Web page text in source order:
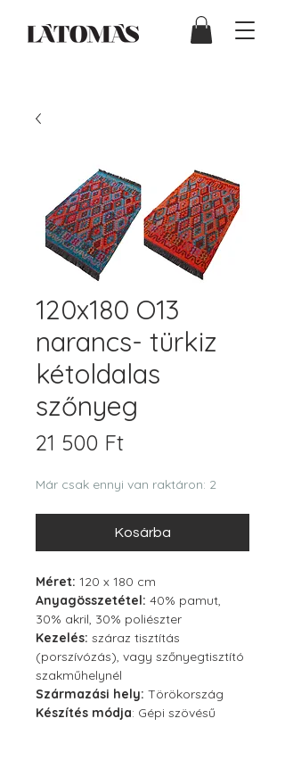
120x180 O13
narancs- türkiz
kétoldalas
szőnyeg
21 500 FtÁr
Már csak ennyi van raktáron: 2
Kosárba
Méret: 120 x 180 cm
Anyagösszetétel: 40% pamut,
30% akril, 30% poliészter
Kezelés: száraz tisztítás
(porszívózás), vagy szőnyegtisztító
szakműhelynél
Származási hely: Törökország
Készítés módja: Gépi szövésű